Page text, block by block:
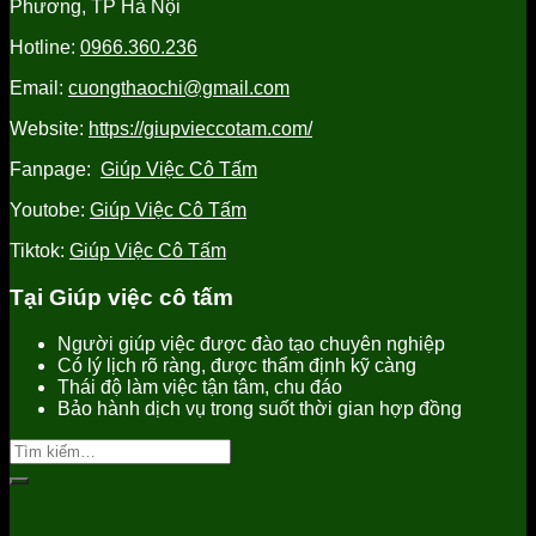
Phương, TP Hà Nội
Hotline: 0966.360.236
Email: cuongthaochi@gmail.com
Website: https://giupvieccotam.com/
Fanpage: Giúp Việc Cô Tấm
Youtobe: Giúp Việc Cô Tấm
Tiktok: Giúp Việc Cô Tấm
Tại Giúp việc cô tấm
Người giúp việc được đào tạo chuyên nghiệp
Có lý lịch rõ ràng, được thẩm định kỹ càng
Thái độ làm việc tận tâm, chu đáo
Bảo hành dịch vụ trong suốt thời gian hợp đồng
Tìm
kiếm: